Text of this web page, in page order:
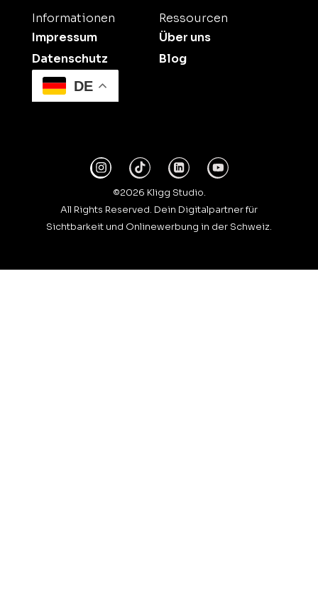
Informationen
Impressum
Datenschutz
Ressourcen
Über uns
Blog
DE
©2026 Kligg Studio.
All Rights Reserved. Dein Digitalpartner für
Sichtbarkeit und Onlinewerbung in der Schweiz.